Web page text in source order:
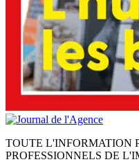
TOUTE L'INFORMATION
PROFESSIONNELS DE